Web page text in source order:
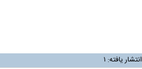
انتشار یافته: ۱